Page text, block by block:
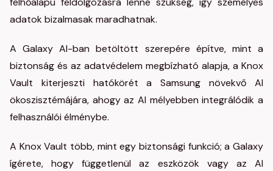
adatok bizalmasak maradhatnak.
A Galaxy AI-ban betöltött szerepére építve, mint a
biztonság és az adatvédelem megbízható alapja, a Knox
Vault kiterjeszti hatókörét a Samsung növekvő AI
ökoszisztémájára, ahogy az AI mélyebben integrálódik a
felhasználói élménybe.
A Knox Vault több, mint egy biztonsági funkció; a Galaxy
ígérete, hogy függetlenül az eszközök vagy az AI